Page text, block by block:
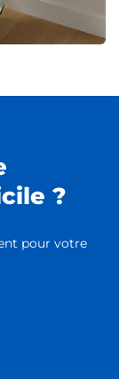
?
pour votre